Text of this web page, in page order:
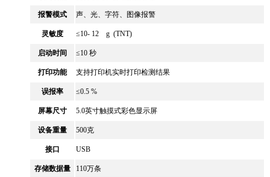
报警模式 声、光、字符、图像报警
灵敏度 ≤10- 12 g (TNT)
启动时间 ≤10 秒
打印功能 支持打印机实时打印检测结果
误报率 ≤0.5 %
屏幕尺寸 5.0英寸触摸式彩色显示屏
设备重量 500克
接口 USB
存储数据量 110万条